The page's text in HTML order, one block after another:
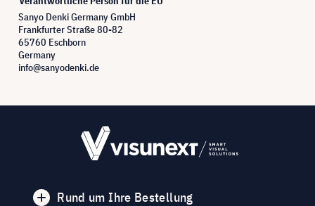
Sanyo Denki Germany GmbH
Frankfurter Straße 80-82
65760 Eschborn
Germany
info@sanyodenki.de
Rund um Ihre Bestellung